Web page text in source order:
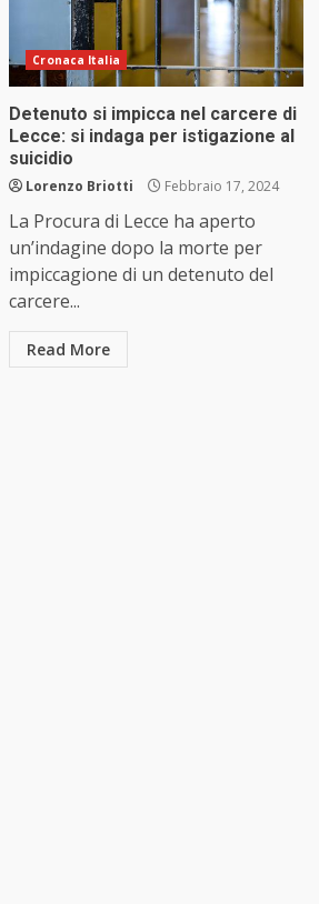
Cronaca Italia
Detenuto si impicca nel carcere di
Lecce: si indaga per istigazione al
suicidio
Lorenzo Briotti Febbraio 17, 2024
La Procura di Lecce ha aperto
un’indagine dopo la morte per
impiccagione di un detenuto del
carcere...
Read More